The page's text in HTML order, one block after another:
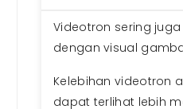
Videotron sering
dengan visual gambar
Kelebihan videotron
dapat terlihat lebih